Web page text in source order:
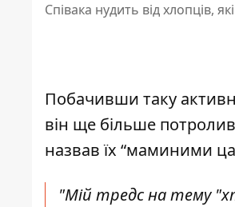
Співака нудить від хлопців,
Побачивши таку
він ще більше
назвав їх “маминими
"Мій тредс на тему